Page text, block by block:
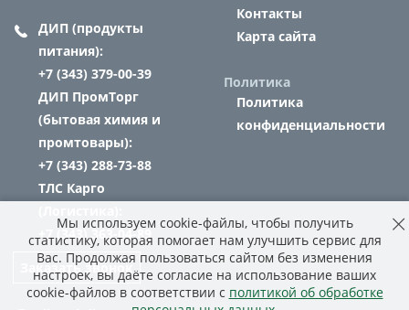
ДИП (продукты
питания):
+7 (343) 379-00-39
ДИП ПромТорг
(бытовая химия и
промтовары):
+7 (343) 288-73-88
ТЛС Карго
+7 (343) 363-04-89
Заказать звонок
Контакты
Карта сайта
Политика
Политика
конфиденциальности
Мы используем cookie-файлы, чтобы получить
статистику, которая помогает нам улучшить сервис для
Вас. Продолжая пользоваться сайтом без изменения
настроек, вы даёте согласие на использование ваших
cookie-файлов в соответствии с политикой об обработке